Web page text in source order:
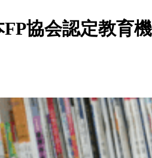
協会認定教育